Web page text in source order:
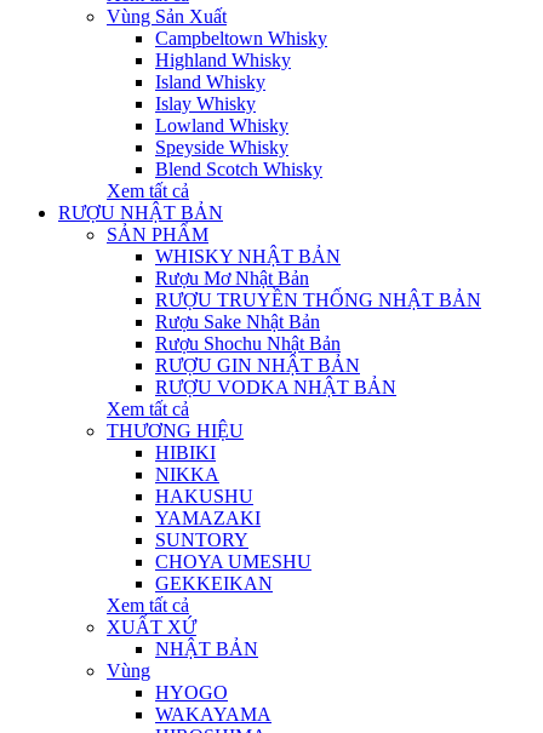
Vùng Sản Xuất
Campbeltown Whisky
Highland Whisky
Island Whisky
Islay Whisky
Lowland Whisky
Speyside Whisky
Blend Scotch Whisky
Xem tất cả
RƯỢU NHẬT BẢN
SẢN PHẨM
WHISKY NHẬT BẢN
Rượu Mơ Nhật Bản
RƯỢU TRUYỀN THỐNG NHẬT BẢN
Rượu Sake Nhật Bản
Rượu Shochu Nhật Bản
RƯỢU GIN NHẬT BẢN
RƯỢU VODKA NHẬT BẢN
Xem tất cả
THƯƠNG HIỆU
HIBIKI
NIKKA
HAKUSHU
YAMAZAKI
SUNTORY
CHOYA UMESHU
GEKKEIKAN
Xem tất cả
XUẤT XỨ
NHẬT BẢN
Vùng
HYOGO
WAKAYAMA